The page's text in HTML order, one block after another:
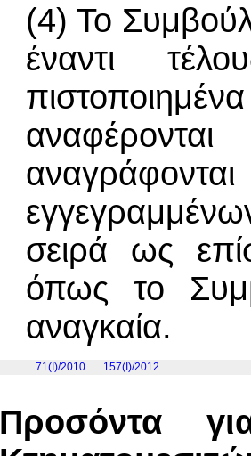
(4) Το
έναντι
σειρά ως
όπως το
αναγκαία.
71(I)/2010 157(I)/2012
Προσόντα